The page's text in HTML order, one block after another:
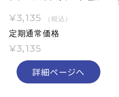
¥3,135 （税込）
定期通常価格
¥3,135
詳細ページへ